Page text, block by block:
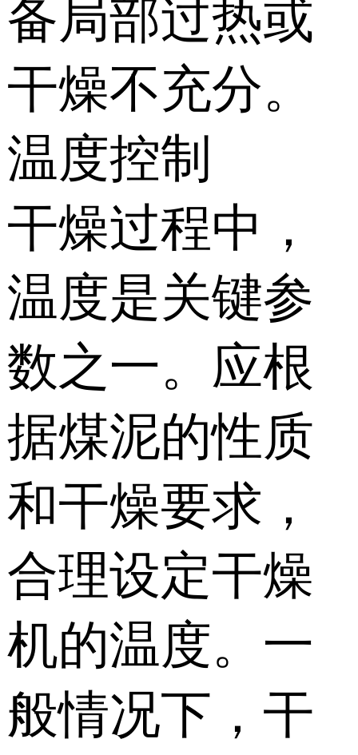
备局部过热或
干燥不充分。
温度控制
干燥过程中，
温度是关键参
数之一。应根
据煤泥的性质
和干燥要求，
合理设定干燥
机的温度。一
般情况下，干